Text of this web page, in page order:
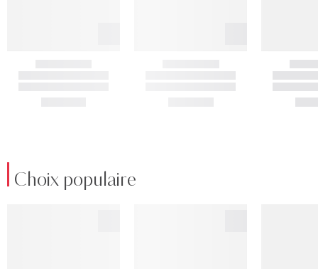
Choix populaire